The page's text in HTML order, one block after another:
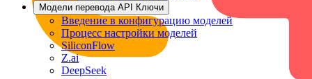
Модели перевода API Ключи
Введение в конфигурацию моделей
Процесс настройки моделей
SiliconFlow
Z.ai
DeepSeek